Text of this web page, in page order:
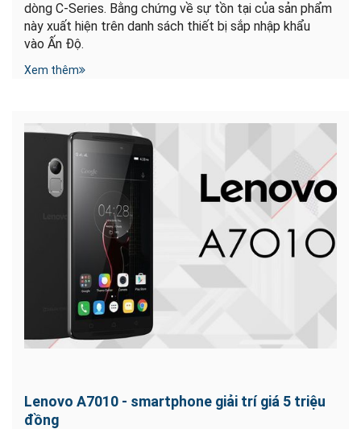
dòng C-Series. Bằng chứng về sự tồn tại của sản phẩm
này xuất hiện trên danh sách thiết bị sắp nhập khẩu
vào Ấn Độ.
Xem thêm
Lenovo A7010 - smartphone giải trí giá 5 triệu
đồng